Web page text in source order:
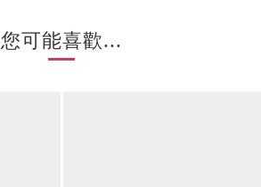
您可能喜歡...